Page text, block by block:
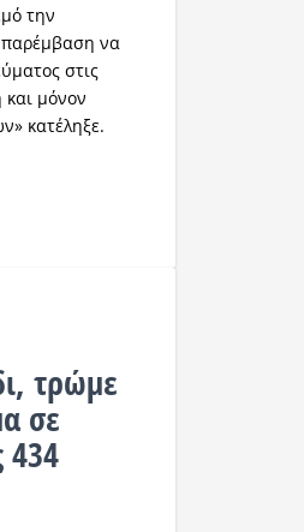
την
παρέμβαση να
στις
μόνον
κατέληξε.
τρώμε
σε
434